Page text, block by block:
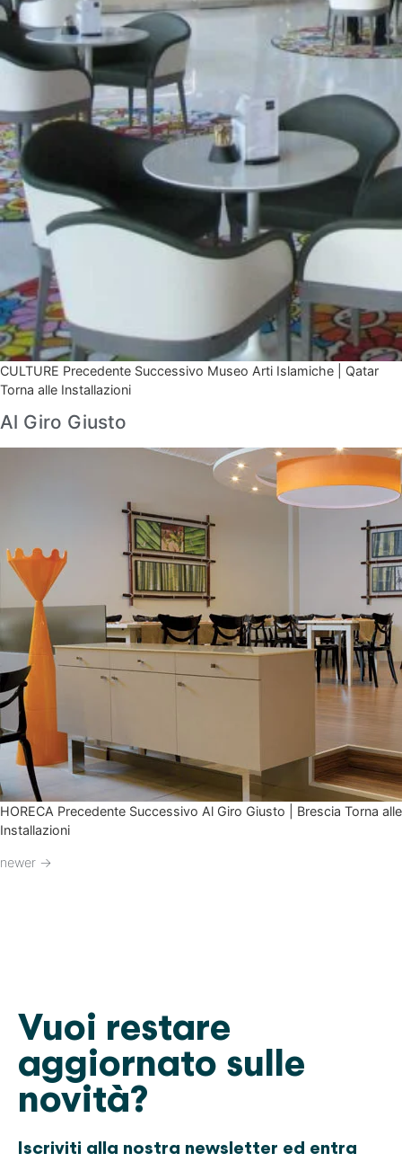
CULTURE Precedente Successivo Museo Arti Islamiche | Qatar
Torna alle Installazioni
Al Giro Giusto
HORECA Precedente Successivo Al Giro Giusto | Brescia Torna alle
Installazioni
newer →
Vuoi restare
aggiornato sulle
novità?
Iscriviti alla nostra newsletter ed entra